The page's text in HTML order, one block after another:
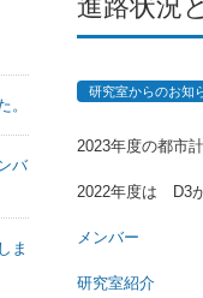
進路状況
研究室からのお知
2023年度の都市
2022年度は D3
メンバー
研究室紹介
。
バ
ま